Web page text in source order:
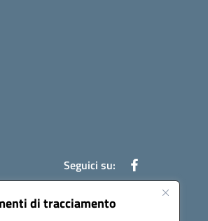
di tracciamento
Seguici su: